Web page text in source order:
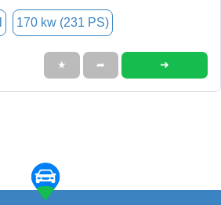
170 kw (231 PS)
★ ➦ ➜